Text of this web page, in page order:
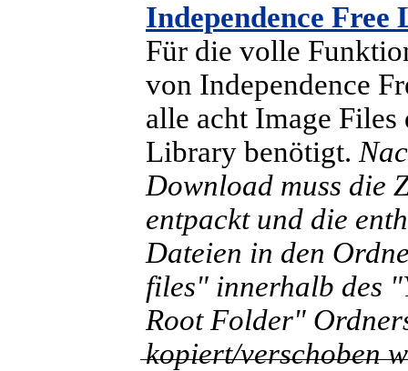
Independence
Für die volle
von Independence
alle acht Image Files
Library benötigt.
Download muss die
entpackt und die
Dateien in den
files" innerhalb des
Root Folder"
kopiert/verschoben